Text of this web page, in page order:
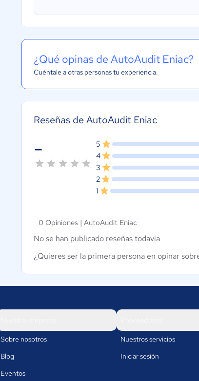
¿Qué opinas de AutoAudit Eniac?
Cuéntale a otras personas tu experiencia.
Reseñas de AutoAudit Eniac
- 5
4
3
2
1
0 Opiniones | AutoAudit Eniac
No se han publicado reseñas todavía
¿Quieres ser la primera persona en opinar
Sobre nosotros
Blog
Eventos
Nuestros servicios
Iniciar sesión